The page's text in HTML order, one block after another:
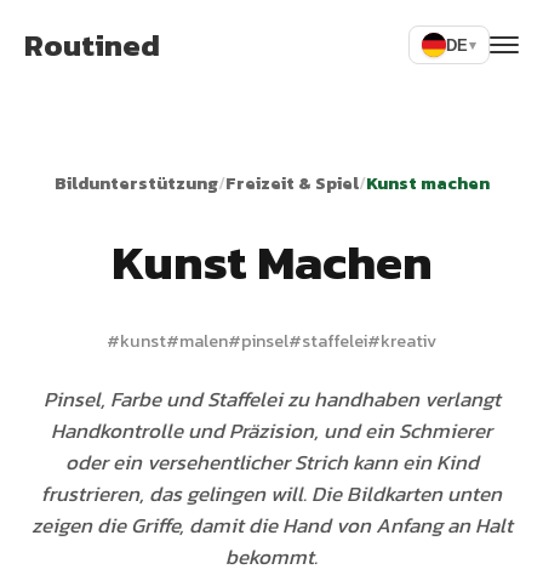
Routined DE▾
Bildunterstützung/Freizeit & Spiel/Kunst machen
Kunst Machen
#kunst#malen#pinsel#staffelei#kreativ
Pinsel, Farbe und Staffelei zu handhaben verlangt
Handkontrolle und Präzision, und ein Schmierer
oder ein versehentlicher Strich kann ein Kind
frustrieren, das gelingen will. Die Bildkarten unten
zeigen die Griffe, damit die Hand von Anfang an Halt
bekommt.